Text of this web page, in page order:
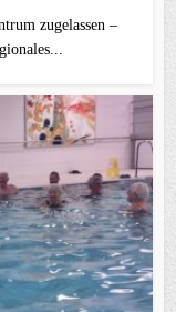
zugelassen –